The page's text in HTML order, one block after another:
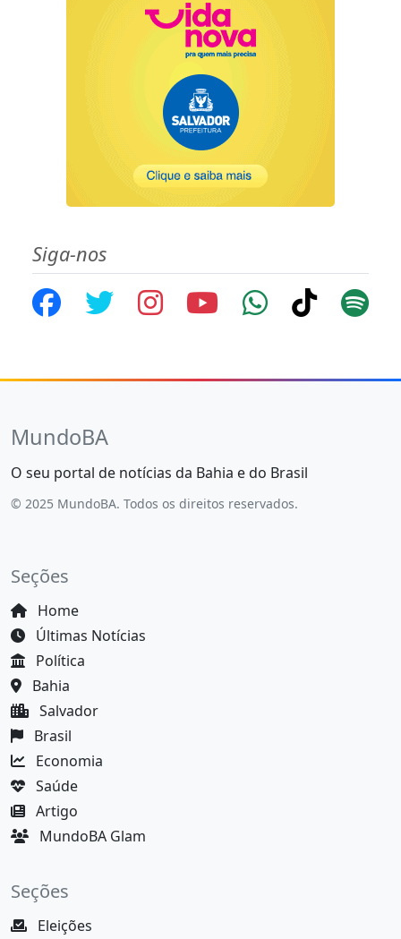
Siga-nos
MundoBA
O seu portal de notícias da Bahia e do Brasil
© 2025 MundoBA. Todos os direitos reservados.
Seções
Home
Últimas Notícias
Política
Bahia
Salvador
Brasil
Economia
Saúde
Artigo
MundoBA Glam
Seções
Eleições